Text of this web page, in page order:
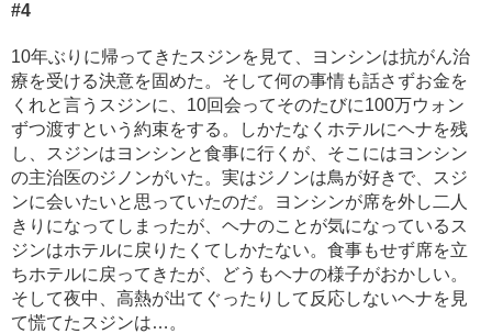
#4
10年ぶりに帰ってきたスジンを見て、ヨンシンは抗がん治
療を受ける決意を固めた。そして何の事情も話さずお金を
くれと言うスジンに、10回会ってそのたびに100万ウォン
ずつ渡すという約束をする。しかたなくホテルにヘナを残
し、スジンはヨンシンと食事に行くが、そこにはヨンシン
の主治医のジノンがいた。実はジノンは鳥が好きで、スジ
ンに会いたいと思っていたのだ。ヨンシンが席を外し二人
きりになってしまったが、ヘナのことが気になっているス
ジンはホテルに戻りたくてしかたない。食事もせず席を立
ちホテルに戻ってきたが、どうもヘナの様子がおかしい。
そして夜中、高熱が出てぐったりして反応しないヘナを見
て慌てたスジンは…。